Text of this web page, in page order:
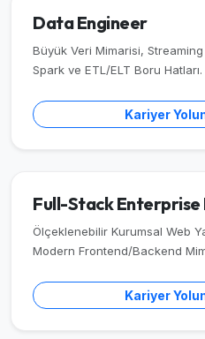
Data Engineer
Büyük Veri Mimarisi,
Spark ve ETL/ELT Boru Hatları.
Kariyer
Full-Stack
Ölçeklenebilir Kurumsal Web
Modern Frontend/Backend
Kariyer